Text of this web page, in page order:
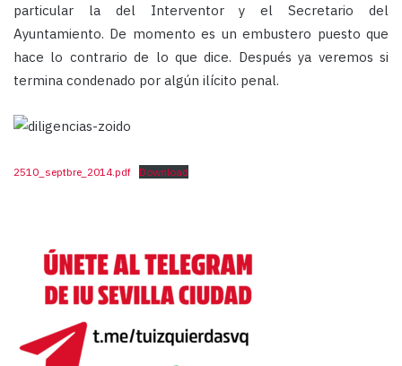
particular la del Interventor y el Secretario del
Ayuntamiento. De momento es un embustero puesto que
hace lo contrario de lo que dice. Después ya veremos si
termina condenado por algún ilícito penal.
2510_septbre_2014.pdf Download